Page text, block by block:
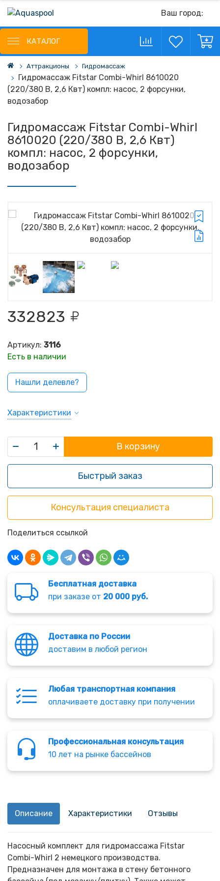
Ваш город:
КАТАЛОГ
Аттракционы Гидромассаж
Гидромассаж Fitstar Combi-Whirl 8610020
(220/380 В, 2,6 Квт) компл: насос, 2 форсунки,
водозабор
Гидромассаж Fitstar Combi-Whirl
8610020 (220/380 В, 2,6 Квт)
компл: насос, 2 форсунки,
водозабор
332823
Артикул: 3116
Есть в наличии
Нашли делевле?
Характеристики
В корзину
Быстрый заказ
Консультация специалиста
Поделиться ссылкой
Бесплатная доставка
при заказе от 20 000 руб.
Доставка по России
доставим в любой регион
Любая транспортная компания
оплачиваете доставку при получении
Профессиональная консультация
10 лет на рынке бассейнов
Описание Характеристики Отзывы
Насосный комплект для гидромассажа Fitstar
Combi-Whirl 2 немецкого производства.
Предназначен для монтажа в стену бетонного